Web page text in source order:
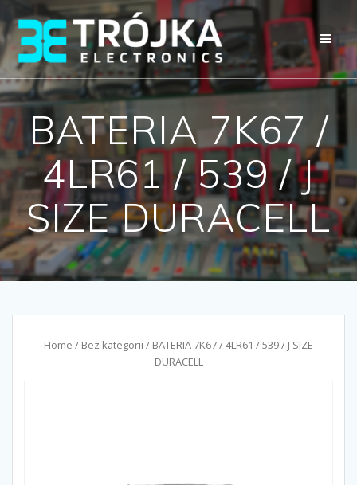
Przejdź
do
treści
BATERIA 7K67 /
4LR61 / 539 / J
SIZE DURACELL
Home / Bez kategorii / BATERIA 7K67 / 4LR61 / 539 / J SIZE
DURACELL